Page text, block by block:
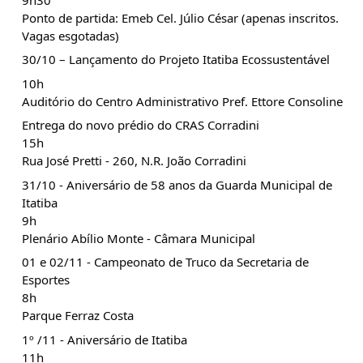
Ponto de partida: Emeb Cel. Júlio César (apenas inscritos.
Vagas esgotadas)
30/10 – Lançamento do Projeto Itatiba Ecossustentável
10h
Auditório do Centro Administrativo Pref. Ettore Consoline
Entrega do novo prédio do CRAS Corradini
15h
Rua José Pretti - 260, N.R. João Corradini
31/10 - Aniversário de 58 anos da Guarda Municipal de
Itatiba
9h
Plenário Abílio Monte - Câmara Municipal
01 e 02/11 - Campeonato de Truco da Secretaria de
Esportes
8h
Parque Ferraz Costa
1º /11 - Aniversário de Itatiba
11h